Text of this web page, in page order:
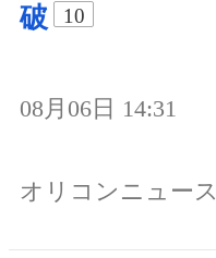
破
10
08月06日 14:31
オリコンニュース